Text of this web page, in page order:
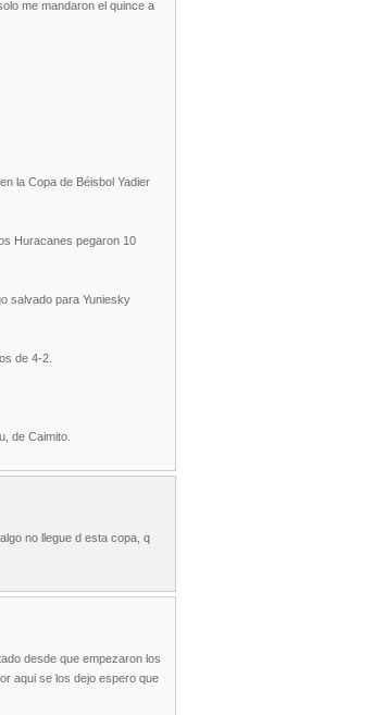
me mandaron el quince a
la Copa de Béisbol Yadier
Huracanes pegaron 10
salvado para Yuniesky
de 4-2.
de Caimito.
no llegue d esta copa, q
desde que empezaron los
aqui se los dejo espero que